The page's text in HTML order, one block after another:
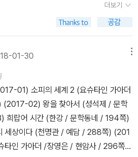
있다는 것. 그리고 미래와 관계와 평판에
나 너무 위험할 정도로 뫼루소가 지금
해설 세 편이 본문 작품보다 길고 어려웠
내 작품이 그런 의미였냐고 되물을지도
한 해설의 바다에서 어느 순간은 감탄
였다. 두 번째 해설 피에르-루이 레의 해
계없이 혹은 반대로 작품이 뒤늦게 갖
짓는 다는 구절을 읽다가 그럴 수 있겠다
설을 읽어야하는지 이유를 말해주고 있
설은 각자의 몫이지만 해설을 읽고나서
문화사판인데, 역자인 김진하 교수는 폴
서 이제는 3세대 불문학자들의 번역본
대), 김화영(2세대)의 뒤를 잇는(더 세분
의
스트><전락> 세 편이 있다. 김화영 교
권, 책세상)을 펴냈다(전집의 마지막
연대기>가 빠진 게 아쉽다). 세계문
릭책들, 시공사, 문학동네 등에서 나왔
은 문학동네판의 오점이다) 카뮈 전공자
대 불문학자. 시공사판의 번역
대에 해당하는지, 아니면 2.5세대 정도
더보기
01-30
01) 소피의 세계 2 (요슈타인 가아더
이다 (천명관 / 예담 / 288쪽) ​(201
타인 가아더 /장영은 / 현암사 / 296쪽)